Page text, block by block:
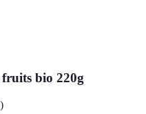
bio 220g